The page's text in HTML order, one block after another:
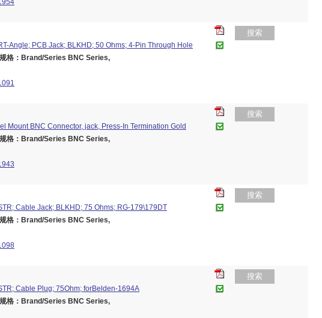
Angle; PCB Jack; BLKHD; 50 Ohms; 4-Pin Through Hole
格：Brand/Series BNC Series,
搜索
Mount BNC Connector, jack, Press-In Termination Gold
格：Brand/Series BNC Series,
搜索
Cable Jack; BLKHD; 75 Ohms; RG-179\179DT
格：Brand/Series BNC Series,
搜索
Cable Plug; 75Ohm; forBelden-1694A
格：Brand/Series BNC Series,
搜索